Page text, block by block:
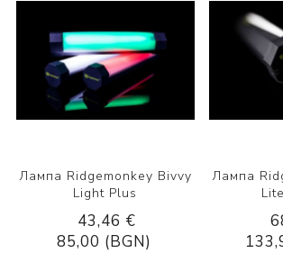
Лампа Ridgemonkey Bivvy
Light Plus
43,46 €
85,00 (BGN)
Лампа